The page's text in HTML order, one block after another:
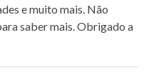
e muito mais. Não
saber mais. Obrigado a